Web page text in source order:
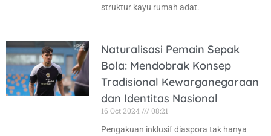
struktur kayu rumah adat.
Naturalisasi Pemain Sepak
Bola: Mendobrak Konsep
Tradisional Kewarganegaraan
dan Identitas Nasional
16 Oct 2024
08:21
Pengakuan inklusif diaspora tak hanya